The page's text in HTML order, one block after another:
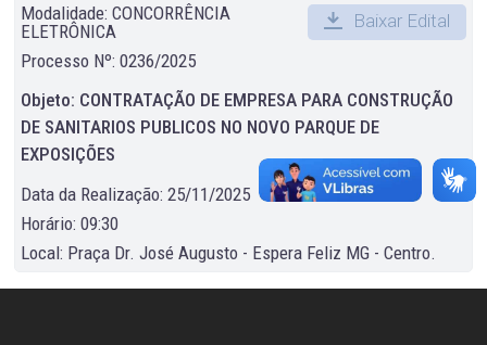
Modalidade: CONCORRÊNCIA
ELETRÔNICA
Processo Nº: 0236/2025
Baixar Edital
Objeto: CONTRATAÇÃO DE EMPRESA PARA CONSTRUÇÃO
DE SANITARIOS PUBLICOS NO NOVO PARQUE DE
EXPOSIÇÕES
Data da Realização: 25/11/2025
Horário: 09:30
Local: Praça Dr. José Augusto - Espera Feliz MG - Centro.